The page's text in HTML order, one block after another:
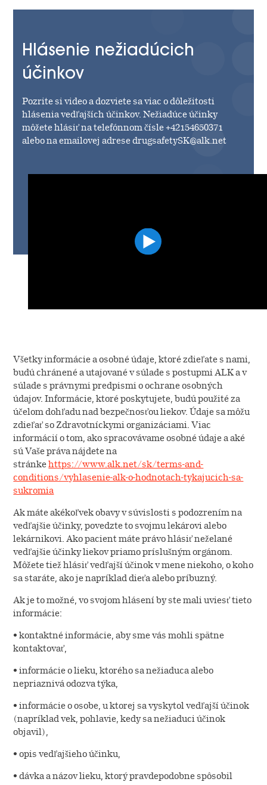
Hlásenie nežiadúcich
účinkov
Pozrite si video a dozviete sa viac o dôležitosti
hlásenia vedľajších účinkov. Nežiadúce účinky
môžete hlásiť na telefónnom čísle +42154650371
alebo na emailovej adrese drugsafetySK@alk.net
Všetky informácie a osobné údaje, ktoré zdieľate s nami,
budú chránené a utajované v súlade s postupmi ALK a v
súlade s právnymi predpismi o ochrane osobných
údajov. Informácie, ktoré poskytujete, budú použité za
účelom dohľadu nad bezpečnosťou liekov. Údaje sa môžu
zdieľať so Zdravotníckymi organizáciami. Viac
informácií o tom, ako spracovávame osobné údaje a aké
sú Vaše práva nájdete na
stránkehttps://www.alk.net/sk/terms-and-
conditions/vyhlasenie-alk-o-hodnotach-tykajucich-sa-
sukromia
Ak máte akékoľvek obavy v súvislosti s podozrením na
vedľajšie účinky, povedzte to svojmu lekárovi alebo
lekárnikovi. Ako pacient máte právo hlásiť neželané
vedľajšie účinky liekov priamo príslušným orgánom.
Môžete tiež hlásiť vedľajší účinok v mene niekoho, o koho
sa staráte, ako je napríklad dieťa alebo príbuzný.
Ak je to možné, vo svojom hlásení by ste mali uviesť tieto
informácie:
• kontaktné informácie, aby sme vás mohli spätne
kontaktovať,
• informácie o lieku, ktorého sa nežiaduca alebo
nepriaznivá odozva týka,
• informácie o osobe, u ktorej sa vyskytol vedľajší účinok
(napríklad vek, pohlavie, kedy sa nežiaduci účinok
objavil),
• opis vedľajšieho účinku,
• dávka a názov lieku, ktorý pravdepodobne spôsobil